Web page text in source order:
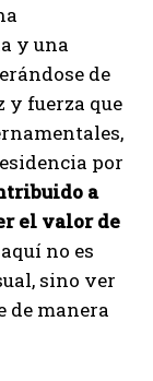
y una
de
y fuerza que
por
a
el valor de
no es
sino ver
de manera